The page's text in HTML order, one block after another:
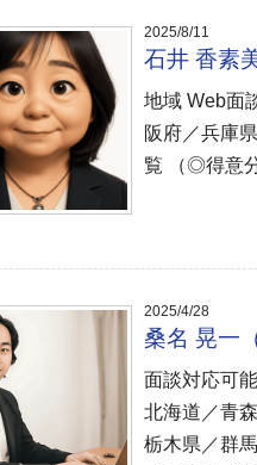
2025/8/11
石井 香素
地域 Web面
阪府／兵庫
覧 （◎得意
2025/4/28
桑名 晃一
面談対応可
北海道／青
栃木県／群